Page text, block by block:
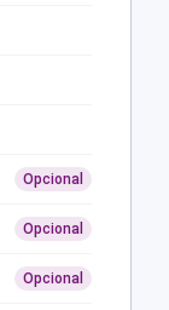
Opcional
Opcional
Opcional